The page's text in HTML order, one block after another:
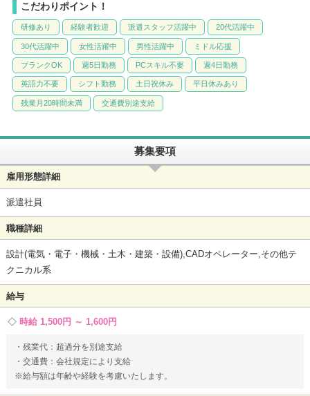
こだわりポイント！
研修あり 経験者歓迎 派遣スタッフ活躍中 20代活躍中
30代活躍中 女性活躍中 男性活躍中 ミドル応援
ブランクOK 週5日勤務 PCスキル不要 週4日勤務
英語力不要 シフト勤務 土日祝休み 平日休みあり
残業月20時間未満 交通費別途支給
募集要項
雇用形態詳細
派遣社員
職種詳細
設計(電気・電子・機械・土木・建築・設備),CADオペレーター,その他テ
クニカル系
給与
時給 1,500円 ～ 1,600円
・残業代：超過分を別途支給
・交通費：会社規定により支給
※給与額は年齢や経験を考慮いたします。